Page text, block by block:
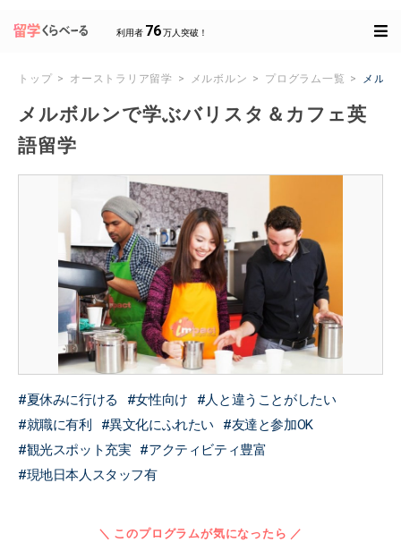
利用者 76万人突破！
トップ オーストラリア留学 メルボルン プログラム一覧 メルボ
メルボルンで学ぶバリスタ＆カフェ英
語留学
夏休みに行ける 女性向け
人と違うことがしたい
就職に有利
異文化にふれたい
友達と参加OK
観光スポット充実
アクティビティ豊富
現地日本人スタッフ有
＼ このプログラムが気になったら ／